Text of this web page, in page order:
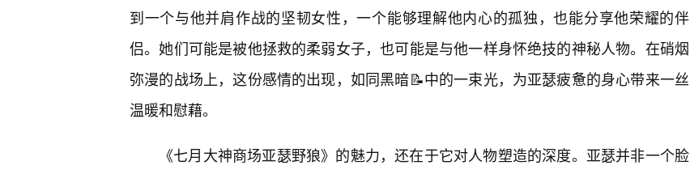
到一个与他并肩作战的坚韧女性，一个能够理解他内心的孤独，也能分享他荣耀的伴
侣。她们可能是被他拯救的柔弱女子，也可能是与他一样身怀绝技的神秘人物。在硝烟
弥漫的战场上，这份感情的出现，如同黑暗📝中的一束光，为亚瑟疲惫的身心带来一丝
温暖和慰藉。
《七月大神商场亚瑟野狼》的魅力，还在于它对人物塑造的深度。亚瑟并非一个脸